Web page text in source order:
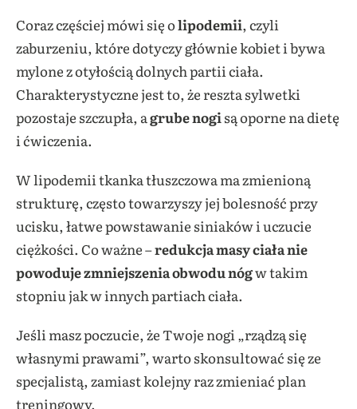
Coraz częściej mówi się olipodemii, czyli
zaburzeniu, które dotyczy głównie kobiet i bywa
mylone z otyłością dolnych partii ciała.
Charakterystyczne jest to, że reszta sylwetki
pozostaje szczupła, agrube nogi są oporne na dietę
i ćwiczenia.
W lipodemii tkanka tłuszczowa ma zmienioną
strukturę, często towarzyszy jej bolesność przy
ucisku, łatwe powstawanie siniaków i uczucie
ciężkości. Co ważne –redukcja masy ciała nie
powoduje zmniejszenia obwodu nógw takim
stopniu jak w innych partiach ciała.
Jeśli masz poczucie, że Twoje nogi „rządzą się
własnymi prawami”, warto skonsultować się ze
specjalistą, zamiast kolejny raz zmieniać plan
treningowy.